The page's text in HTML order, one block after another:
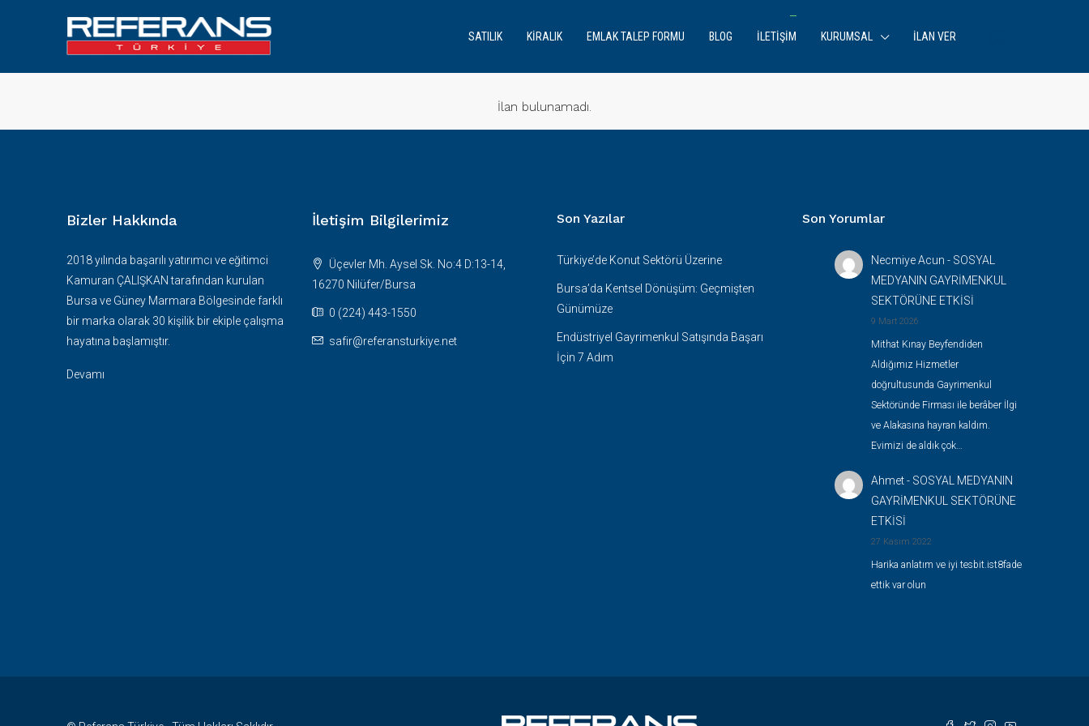
SATILIK KIRALIK EMLAK TALEP FORMU BLOG İLETIŞIM KURUMSAL İLAN VER
İlan bulunamadı.
Bizler Hakkında
2018 yılında başarılı yatırımcı ve eğitimci
Kamuran ÇALIŞKAN tarafından kurulan
Bursa ve Güney Marmara Bölgesinde farklı
bir marka olarak 30 kişilik bir ekiple çalışma
hayatına başlamıştır.
Devamı
İletişim Bilgilerimiz
Üçevler Mh. Aysel Sk. No:4 D:13-14,
16270 Nilüfer/Bursa
0 (224) 443-1550
safir@referansturkiye.net
Son Yazılar
Türkiye’de Konut Sektörü Üzerine
Bursa’da Kentsel Dönüşüm: Geçmişten
Günümüze
Endüstriyel Gayrimenkul Satışında Başarı
İçin 7 Adım
Son Yorumlar
Necmiye Acun - SOSYAL
MEDYANIN GAYRİMENKUL
SEKTÖRÜNE ETKİSİ
9 Mart 2026
Mithat Kınay Beyfendiden
Aldığımız Hizmetler
doğrultusunda Gayrimenkul
Sektöründe Firması ile berâber İlgi
ve Alakasına hayran kaldım.
Evimizi de aldık çok…
Ahmet- SOSYAL MEDYANIN
GAYRİMENKUL SEKTÖRÜNE
ETKİSİ
27 Kasım 2022
Harika anlatım ve iyi tesbit.ist8fade
ettik var olun